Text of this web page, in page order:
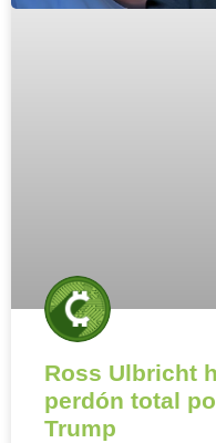
Ross Ulbricht
perdón total
Trump